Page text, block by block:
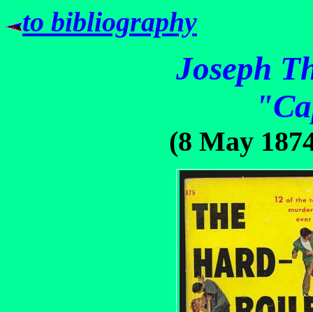
to bibliography
Joseph
(8 May